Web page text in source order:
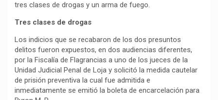
tres clases de drogas y un arma de fuego.
Tres clases de drogas
Los indicios que se recabaron de los dos presuntos
delitos fueron expuestos, en dos audiencias diferentes,
por la Fiscalía de Flagrancias a uno de los jueces de la
Unidad Judicial Penal de Loja y solicitó la medida cautelar
de prisión preventiva la cual fue admitida e
inmediatamente se emitió la boleta de encarcelación para